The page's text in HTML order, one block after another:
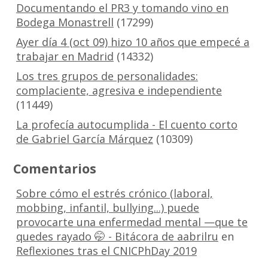
Documentando el PR3 y tomando vino en
Bodega Monastrell (17299)
Ayer día 4 (oct 09) hizo 10 años que empecé a
trabajar en Madrid (14332)
Los tres grupos de personalidades:
complaciente, agresiva e independiente
(11449)
La profecía autocumplida - El cuento corto
de Gabriel García Márquez (10309)
Comentarios
Sobre cómo el estrés crónico (laboral,
mobbing, infantil, bullying...) puede
provocarte una enfermedad mental —que te
quedes rayado 🤭 - Bitácora de aabrilru en
Reflexiones tras el CNICPhDay 2019